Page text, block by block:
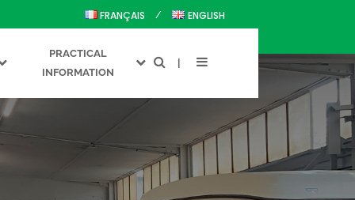
FRANÇAIS ENGLISH
PRACTICAL
INFORMATION